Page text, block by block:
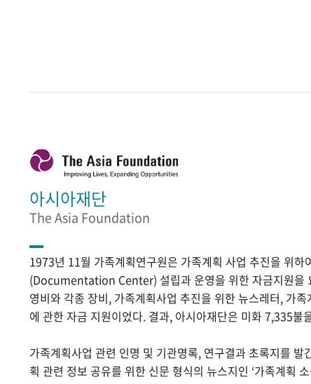
아시아재단
The Asia Foundation
1973년 11월 가족계획연구원은 가족계획 사업 추진을 위하
(Documentation Center) 설립과 운영을 위한 자금지원을
영비와 각종 장비, 가족계획사업 추진을 위한 뉴스레터, 가
에 관한 자금 지원이었다. 결과, 아시아재단은 미화 7,335불
가족계획사업 관련 인명 및 기관명록, 연구결과 초록지를
획 관련 정보 공유를 위한 신문 형식의 뉴스지인 ‘가족계획